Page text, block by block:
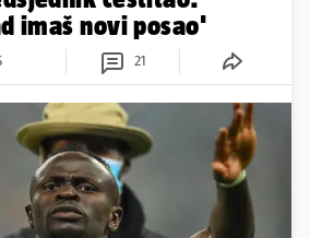
imaš novi posao'
21